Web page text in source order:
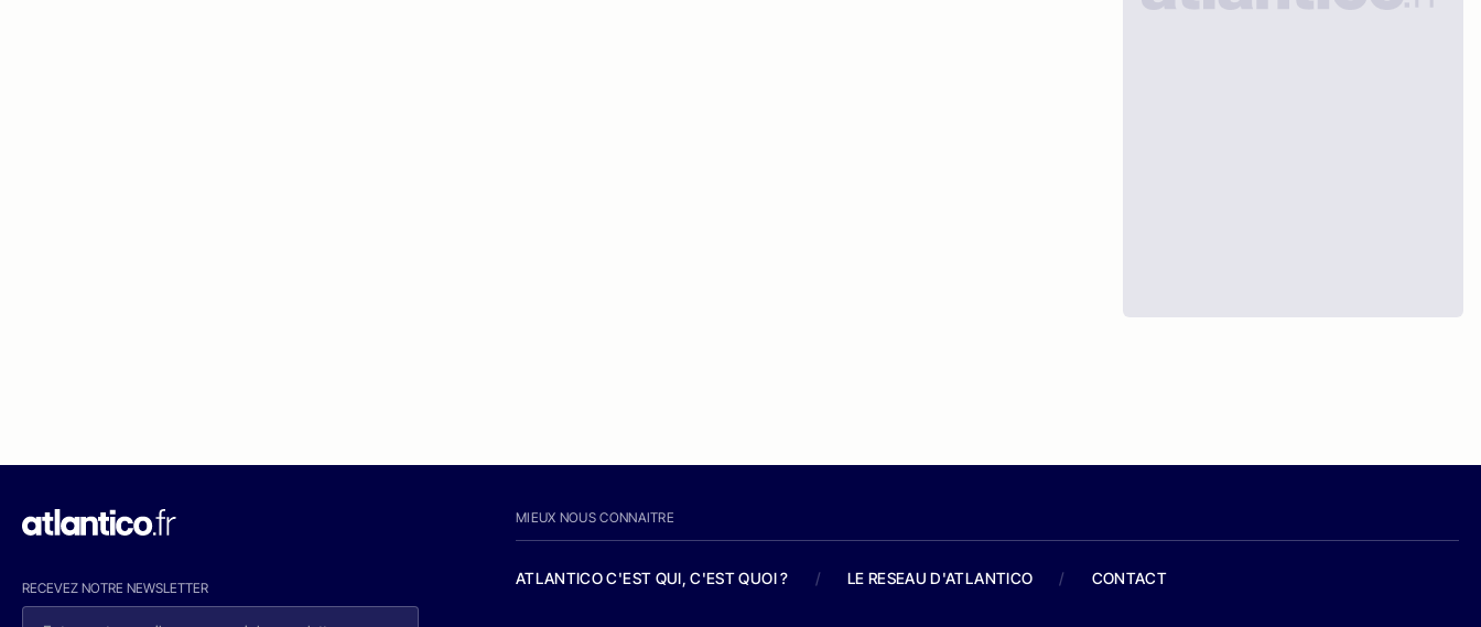
RECEVEZ NOTRE NEWSLETTER
MIEUX NOUS CONNAITRE
ATLANTICO C'EST QUI, C'EST QUOI ? / LE RESEAU D'ATLANTICO / CONTACT